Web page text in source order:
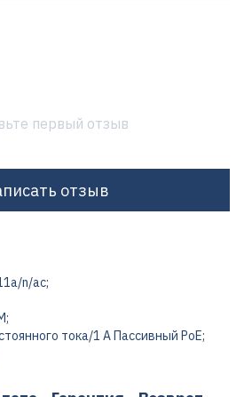
первый отзыв
отзыв
n/ac;
тока/1 А Пассивный PoE;